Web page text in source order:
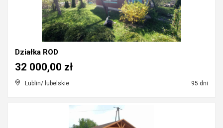
Działka ROD
Lublin/ lubelskie 95 dni
32 000,00 zł